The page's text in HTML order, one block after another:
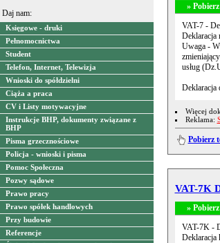
Daj nam:
Księgowe - druki
Pełnomocnictwa
Student
Telefon, Internet, Telewizja
Wnioski do spółdzielni
Ciąża a praca
CV i Listy motywacyjne
Instrukcje BHP, dokumenty związane z
BHP
Pisma grzecznościowe
Policja - wnioski i pisma
Pomoc Społeczna
Pozwy sądowe
Prawo pracy
Prawo spółek handlowych
Przy budowie
Referencje
»
VAT-7 -
Deklaracja
Uwaga -
usług
Deklaracja
Więcej
Reklama:
Pobierz
VAT-7K
»
VAT-7K -
Deklaracja